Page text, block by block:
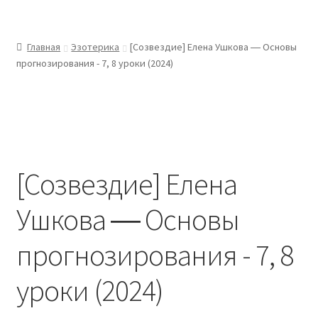
Главная Эзотерика
[Созвездие] Елена Ушкова ― Основы
прогнозирования - 7, 8 уроки (2024)
[Созвездие] Елена
Ушкова ― Основы
прогнозирования - 7, 8
уроки (2024)